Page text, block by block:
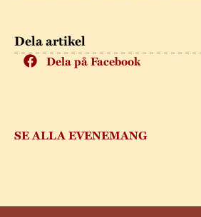
Dela artikel
Dela på Facebook
SE ALLA EVENEMANG